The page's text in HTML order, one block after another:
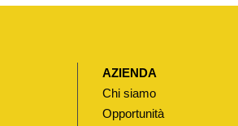
AZIENDA
Chi siamo
Opportunità